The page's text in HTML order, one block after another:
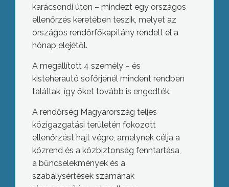
karácsondi úton – mindezt egy országos
ellenőrzés keretében teszik, melyet az
országos rendőrfőkapitány rendelt el a
hónap elejétől.
A megállított 4 személy – és
kisteherautó sofőrjénél mindent rendben
találtak, így őket tovább is engedték.
A rendőrség Magyarország teljes
közigazgatási területén fokozott
ellenőrzést hajt végre, amelynek célja a
közrend és a közbiztonság fenntartása,
a bűncselekmények és a
szabálysértések számának